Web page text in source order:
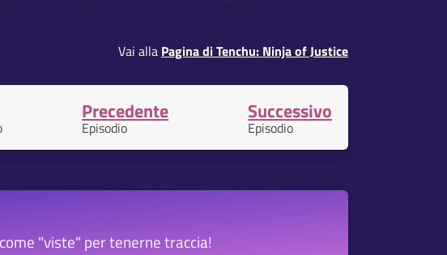
Vai alla Pagina di Tenchu: Ninja of Justice
Precedente
Episodio
Successivo
Episodio
"viste" per tenerne traccia!